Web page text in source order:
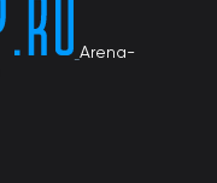
Arena-